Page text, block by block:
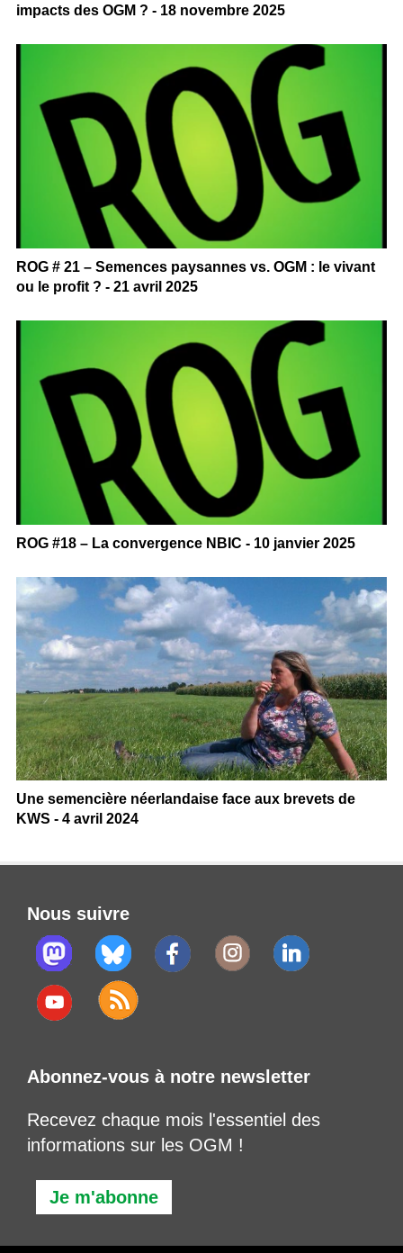
impacts des OGM ? - 18 novembre 2025
ROG # 21 – Semences paysannes vs. OGM : le vivant
ou le profit ? - 21 avril 2025
ROG #18 – La convergence NBIC - 10 janvier 2025
Une semencière néerlandaise face aux brevets de
KWS - 4 avril 2024
Nous suivre
Abonnez-vous à notre newsletter
Recevez chaque mois l'essentiel des
informations sur les OGM !
Je m'abonne